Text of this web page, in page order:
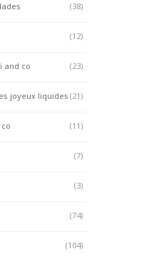
(38)
(12)
and co (23)
joyeux liquides (21)
(11)
(7)
(3)
(74)
(104)